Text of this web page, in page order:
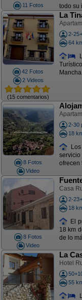
11 Fotos
todo su
42 Fotos
2 Videos
(15 comentarios)
La
2-
64
8 Fotos
Video
2-30
18
ofrecen
8 Fotos
Video
Casa
2-
18
El
18 km
de lo
La
Hotel
55